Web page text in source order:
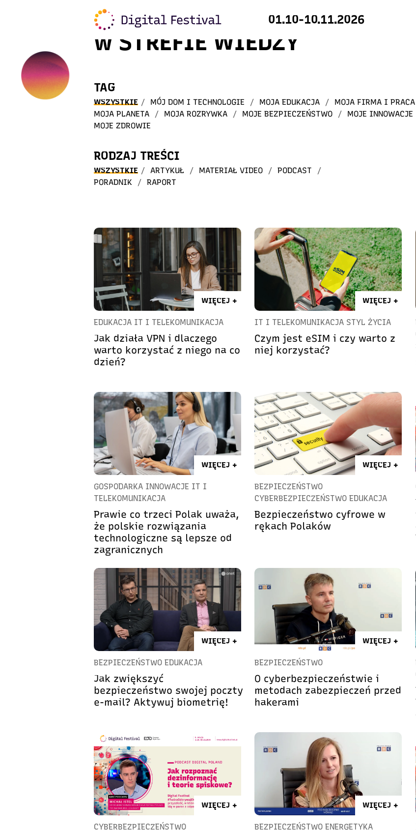
01.10-10.11.2026
Witaj
w STREFIE WIEDZY
TAG
WSZYSTKIE / MÓJ DOM I TECHNOLOGIE / MOJA EDUKACJA / MOJA FIRMA I PRACA
MOJA PLANETA
/ MOJA ROZRYWKA / MOJE BEZPIECZEŃSTWO / MOJE INNOWACJE
MOJE ZDROWIE
RODZAJ TREŚCI
WSZYSTKIE / ARTYKUŁ / MATERIAŁ VIDEO / PODCAST
/
PORADNIK
/ RAPORT
WIĘCEJ +
EDUKACJA IT I TELEKOMUNIKACJA
Jak działa VPN i dlaczego
warto korzystać z niego na co
dzień?
WIĘCEJ +
IT I TELEKOMUNIKACJA STYL ŻYCIA
Czym jest eSIM i czy warto z
niej korzystać?
WIĘCEJ +
GOSPODARKA INNOWACJE IT I
TELEKOMUNIKACJA
Prawie co trzeci Polak uważa,
że polskie rozwiązania
technologiczne są lepsze od
zagranicznych
WIĘCEJ +
BEZPIECZEŃSTWO
CYBERBEZPIECZEŃSTWO EDUKACJA
Bezpieczeństwo cyfrowe w
rękach Polaków
WIĘCEJ +
BEZPIECZEŃSTWO EDUKACJA
Jak zwiększyć
bezpieczeństwo swojej poczty
e-mail? Aktywuj biometrię!
WIĘCEJ +
BEZPIECZEŃSTWO
O cyberbezpieczeństwie i
metodach zabezpieczeń przed
hakerami
WIĘCEJ +
CYBERBEZPIECZEŃSTWO
WIĘCEJ +
BEZPIECZEŃSTWO ENERGETYKA